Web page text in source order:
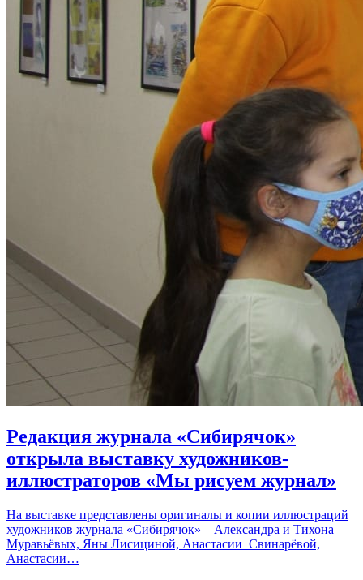
Редакция журнала «Сибирячок»
открыла выставку художников-
иллюстраторов «Мы рисуем журнал»
На выставке представлены оригиналы и копии иллюстраций
художников журнала «Сибирячок» – Александра и Тихона
Муравьёвых, Яны Лисициной, Анастасии Свинарёвой,
Анастасии…